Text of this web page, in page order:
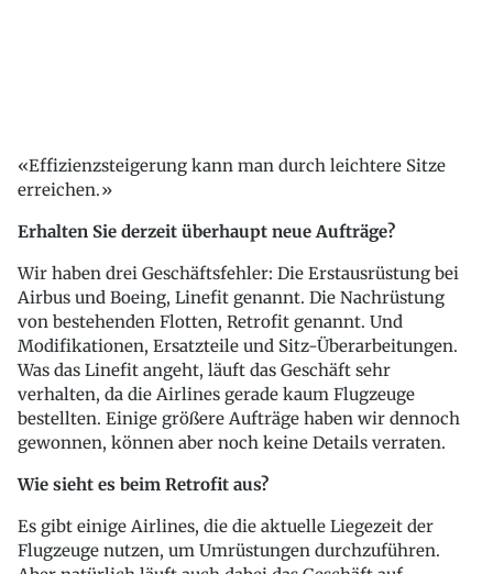
Effizienzsteigerung kann man durch leichtere Sitze
erreichen.
Erhalten Sie derzeit überhaupt neue Aufträge?
Wir haben drei Geschäftsfehler: Die Erstausrüstung bei
Airbus und Boeing, Linefit genannt. Die Nachrüstung
von bestehenden Flotten, Retrofit genannt. Und
Modifikationen, Ersatzteile und Sitz-Überarbeitungen.
Was das Linefit angeht, läuft das Geschäft sehr
verhalten, da die Airlines gerade kaum Flugzeuge
bestellten. Einige größere Aufträge haben wir dennoch
gewonnen, können aber noch keine Details verraten.
Wie sieht es beim Retrofit aus?
Es gibt einige Airlines, die die aktuelle Liegezeit der
Flugzeuge nutzen, um Umrüstungen durchzuführen.